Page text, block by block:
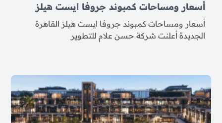
أسعار ومساحات كمبوند جروفا ايست هيلز
أسعار ومساحات كمبوند جروفا ايست هيلز القاهرة
الجديدة أعلنت شركة حسن علام للتطوير